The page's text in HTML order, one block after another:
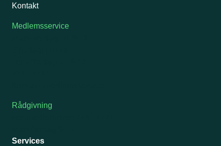
Kontakt
Medlemsservice
Rådgivning
Services